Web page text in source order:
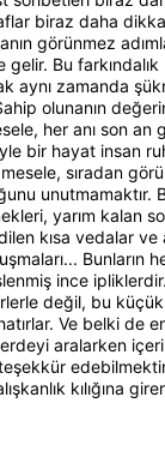
biraz daha
görünmez
gelir. Bu
aynı zamanda
olunanın
her anı son an
bir hayat insan
sıradan
unutmamaktır.
yarım kalan
kısa vedalar
Bunların
ince
değil, bu küçük
Ve belki de
aralarken
teşekkür
kılığına